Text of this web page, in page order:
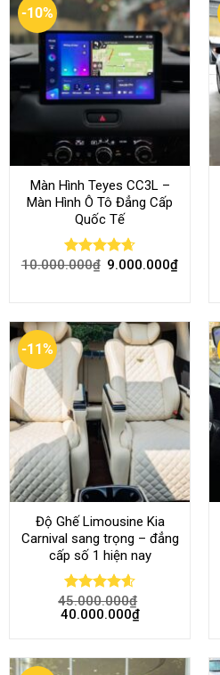
-10%
Màn Hình Teyes CC3L –
Màn Hình Ô Tô Đẳng Cấp
Quốc Tế
Rated 4.68
10.000.000₫ 9.000.000₫
-11%
Độ Ghế Limousine Kia
Carnival sang trọng – đẳng
cấp số 1 hiện nay
Rated4.58
out of 5
45.000.000₫
40.000.000₫